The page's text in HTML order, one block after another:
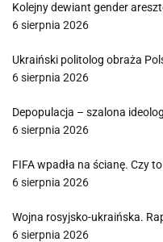
Kolejny dewiant gender
6 sierpnia 2026
Ukraiński politolog obraża
6 sierpnia 2026
Depopulacja – szalona
6 sierpnia 2026
FIFA wpadła na ścianę. Czy
6 sierpnia 2026
Wojna rosyjsko-ukraińska.
6 sierpnia 2026